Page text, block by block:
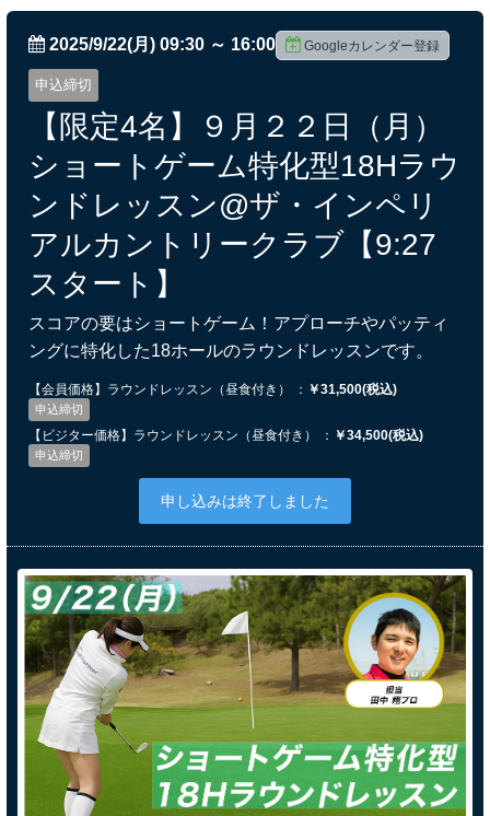
2025/9/22(月) 09:30 ～ 16:00 Googleカレンダー登録
申込締切
【限定4名】９月２２日（月）
ショートゲーム特化型18Hラウ
ンドレッスン@ザ・インペリ
アルカントリークラブ【9:27
スタート】
スコアの要はショートゲーム！アプローチやパッティ
ングに特化した18ホールのラウンドレッスンです。
【会員価格】ラウンドレッスン（昼食付き） ： ￥31,500(税込)
申込締切
【ビジター価格】ラウンドレッスン（昼食付き） ： ￥34,500(税込)
申込締切
申し込みは終了しました